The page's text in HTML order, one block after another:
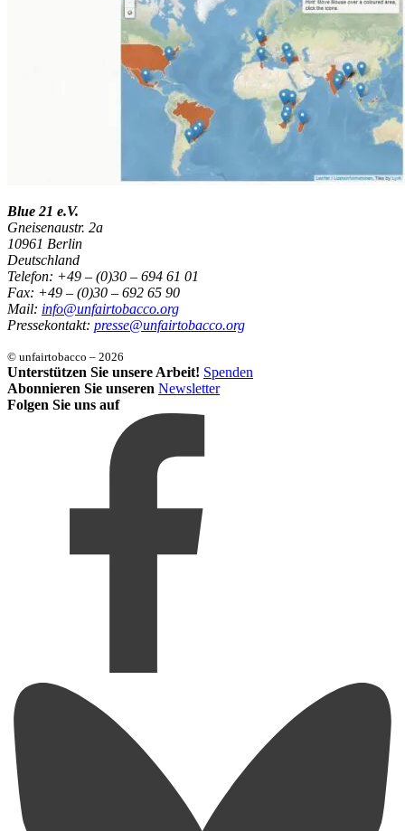
Blue 21 e.V.
Gneisenaustr. 2a
10961 Berlin
Deutschland
Telefon: +49 – (0)30 – 694 61 01
Fax: +49 – (0)30 – 692 65 90
Mail: info@unfairtobacco.org
Pressekontakt: presse@unfairtobacco.org
© unfairtobacco – 2026
Unterstützen Sie unsere Arbeit! Spenden
Abonnieren Sie unseren Newsletter
Folgen Sie uns auf